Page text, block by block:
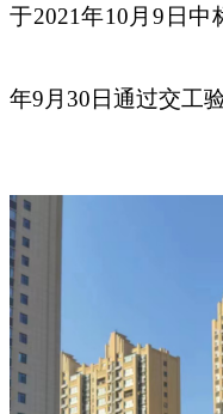
于2021年10月9日中
年9月30日通过交工